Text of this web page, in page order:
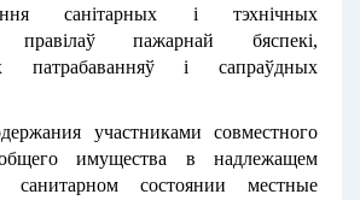
санітарных і тэхнічных
правілаў пажарнай бяспекі,
патрабаванняў і сапраўдных
участниками совместного
имущества в надлежащем
санитарном состоянии местные